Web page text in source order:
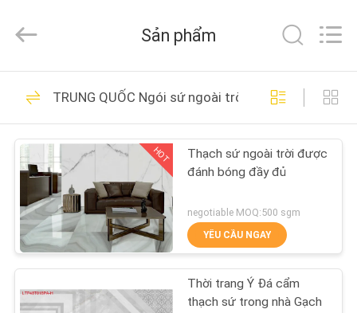
NHÀ
SẢN
PHẨM
VIDEO
VỀ
CHÚNG
CERAMICS
Rights
Gạch tráng men
475
Đá Nhìn Sứ
39
Sản phẩm
TRUNG QUỐC Ngói sứ ngoài trời
HOT
Thạch sứ ngoài trời được
đánh bóng đầy đủ
negotiable MOQ:500 sgm
YÊU CẦU NGAY
Thời trang Ý Đá cẩm
thạch sứ trong nhà Gạch